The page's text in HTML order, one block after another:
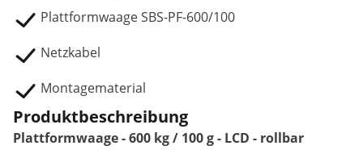
Plattformwaage SBS-PF-600/100
Netzkabel
Montagematerial
Produktbeschreibung
Plattformwaage - 600 kg / 100 g - LCD - rollbar